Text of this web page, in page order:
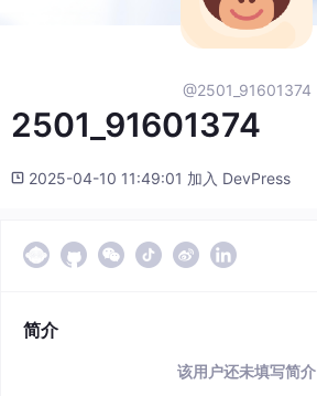
@2501_91601374
2501_91601374
2025-04-10 11:49:01 加入 DevPress
简介
该用户还未填写简介